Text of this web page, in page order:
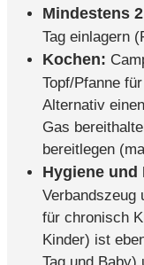
Mindestens
Tag einlagern
Kochen:
Topf/Pfanne
Alternativ
Gas
bereitlegen
Hygiene und
Verbandszeug
für chronisch
Kinder) ist